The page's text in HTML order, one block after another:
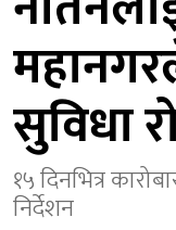
सुविधा
१५ दिनभित्र
निर्देशन